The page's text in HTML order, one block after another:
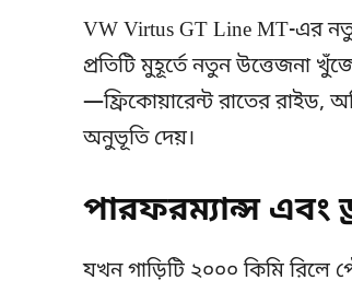
VW Virtus GT Line MT-এর
প্রতিটি মুহূর্তে নতুন উত্তেজনা
—ফ্রিকোয়ারেন্ট রাতের রাইড,
অনুভূতি দেয়।
পারফরম্যান্স এবং
যখন গাড়িটি ২০০০ কিমি রিলে